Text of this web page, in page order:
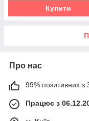
Купити
Про нас
99% позитивних з
Працює з